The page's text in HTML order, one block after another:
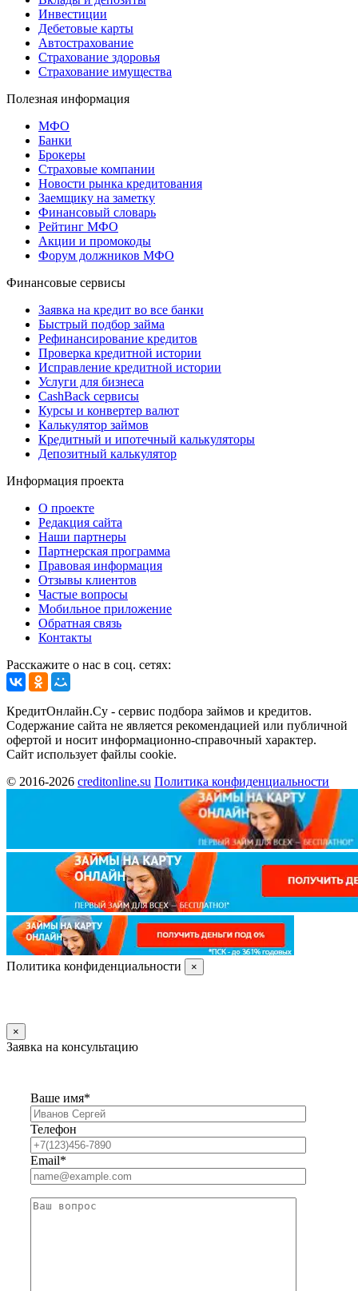
Инвестиции
Дебетовые карты
Автострахование
Страхование здоровья
Страхование имущества
Полезная информация
МФО
Банки
Брокеры
Страховые компании
Новости рынка кредитования
Заемщику на заметку
Финансовый словарь
Рейтинг МФО
Акции и промокоды
Форум должников МФО
Финансовые сервисы
Заявка на кредит во все банки
Быстрый подбор займа
Рефинансирование кредитов
Проверка кредитной истории
Исправление кредитной истории
Услуги для бизнеса
CashBack сервисы
Курсы и конвертер валют
Калькулятор займов
Кредитный и ипотечный калькуляторы
Депозитный калькулятор
Информация проекта
О проекте
Редакция сайта
Наши партнеры
Партнерская программа
Правовая информация
Отзывы клиентов
Частые вопросы
Мобильное приложение
Обратная связь
Контакты
Расскажите о нас в соц. сетях:
КредитОнлайн.Су - сервис подбора займов и кредитов.
Содержание сайта не является рекомендацией или публичной
офертой и носит информационно-справочный характер.
Сайт использует файлы cookie.
© 2016-2026 creditonline.su Политика конфиденциальности
Политика конфиденциальности ×
×
Заявка на консультацию
Ваше имя*
Телефон
Email*